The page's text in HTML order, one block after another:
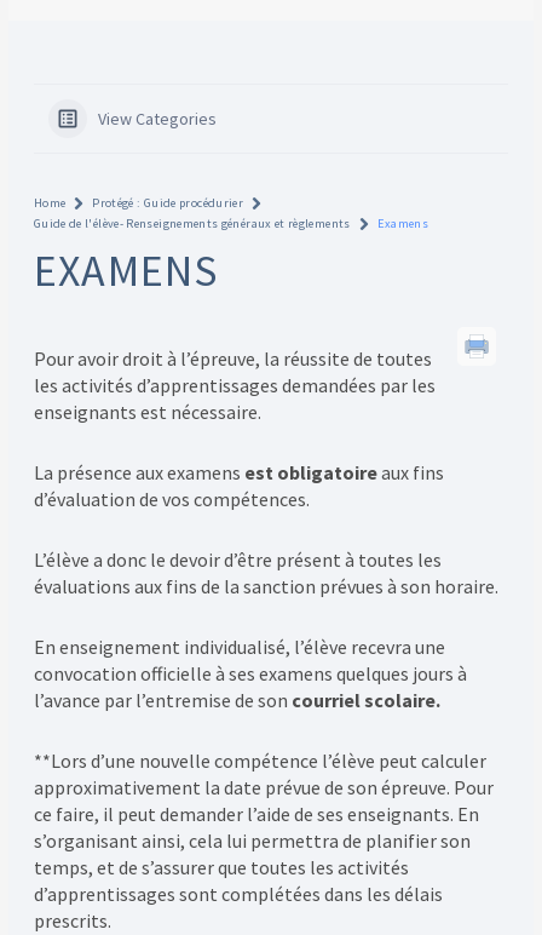
View Categories
Home
Protégé : Guide procédurier
Guide de l'élève- Renseignements généraux et règlements
Examens
EXAMENS
Pour avoir droit à l’épreuve, la réussite de toutes
les activités d’apprentissages demandées par les
enseignants est nécessaire.
La présence aux examens est obligatoireaux fins
d’évaluation de vos compétences.
L’élève a donc le devoir d’être présent à toutes les
évaluations aux fins de la sanction prévues à son horaire.
En enseignement individualisé, l’élève recevra une
convocation officielle à ses examens quelques jours à
l’avance par l’entremise de son courriel scolaire.
**Lors d’une nouvelle compétence l’élève peut calculer
approximativement la date prévue de son épreuve. Pour
ce faire, il peut demander l’aide de ses enseignants. En
s’organisant ainsi, cela lui permettra de planifier son
temps, et de s’assurer que toutes les activités
d’apprentissages sont complétées dans les délais
prescrits.